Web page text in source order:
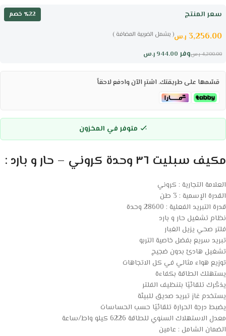
سعر المنتج ٪22 خصم
( يشمل الضريبة المضافة ) 3,256.00 ر.س
وفر 944.00 ر.س 4,200.00 ر.س
قسّمها على طريقتك. اشترِ الآن وادفع لاحقاً
متوفر في المخزون
مكيف سبليت ٣٦ وحدة كروني – حار و بارد :
العلامة التجارية : كروني
القدرة الإسمية : 3 طن
قدرة التبريد الفعلية : 28600 وحدة
نظام تشغيل حار و بارد
فلتر صحي يزيل الغبار
تبريد سريع بفضل خاصية التربو
تشغيل هادئ بدون ضجيج
توزيع هواء مثالي في كل الاتجاهات
يستهلك الطاقة بكفاءة
يذكّرك تلقائيًا بتنظيف الفلتر
يستخدم غاز تبريد صديق للبيئة
يضبط درجة الحرارة تلقائيًا حسب الحساسات
معدل الاستهلاك السنوي للطاقة 6226 كيلو واط/ساعة
الضمان الشامل : عامين